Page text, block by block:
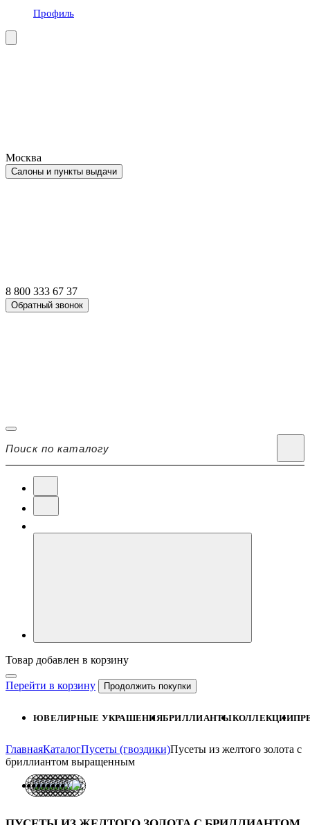
Профиль
Москва
Салоны и пункты выдачи
8 800 333 67 37
Обратный звонок
Товар добавлен в корзину
Перейти в корзину Продолжить покупки
ЮВЕЛИРНЫЕ УКРАШЕНИЯБРИЛЛИАНТЫКОЛЛЕКЦИИ
ГлавнаяКаталогПусеты (гвоздики)Пусеты из желтого золота с
бриллиантом выращенным